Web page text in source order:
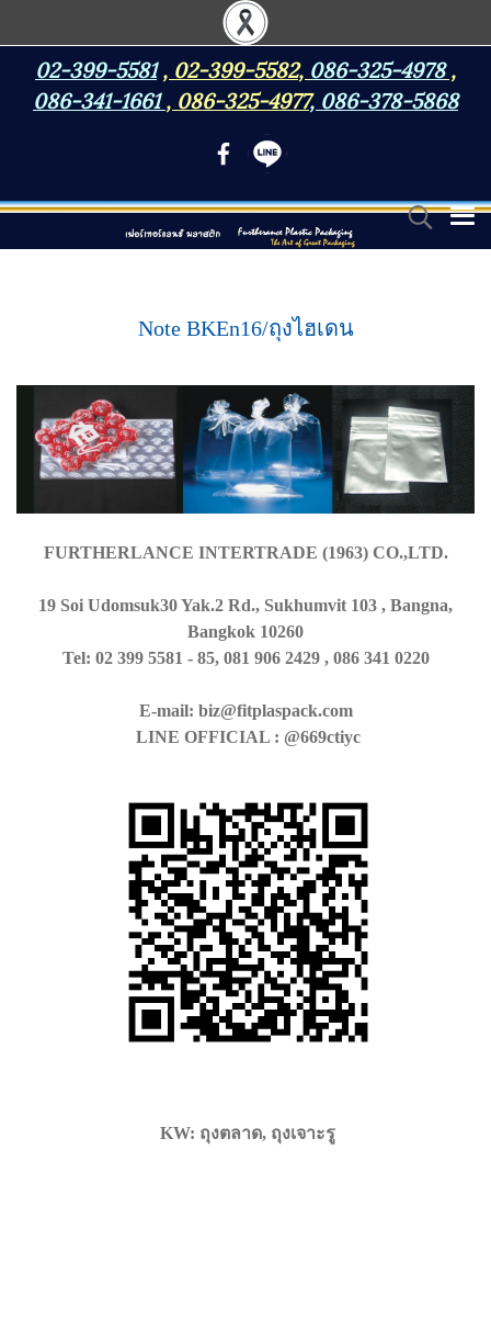
02-399-5581 , 02-399-5582, 086-325-4978,
086-341-1661 , 086-325-4977, 086-378-5868
Note BKEn16/ถุงไฮเดน
FURTHERLANCE INTERTRADE (1963) CO.,LTD.
19 Soi Udomsuk30 Yak.2 Rd., Sukhumvit 103 , Bangna,
Bangkok 10260
Tel: 02 399 5581 - 85, 081 906 2429 , 086 341 0220
E-mail: biz@fitplaspack.com
LINE OFFICIAL : @669ctiyc
KW: ถุงตลาด, ถุงเจาะรู